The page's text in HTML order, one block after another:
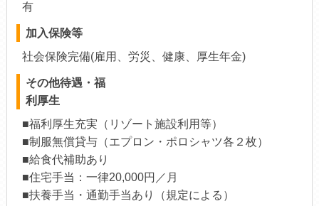
有
加入保険等
社会保険完備(雇用、労災、健康、厚生年金)
その他待遇・福
利厚生
■福利厚生充実（リゾート施設利用等）
■制服無償貸与（エプロン・ポロシャツ各２枚）
■給食代補助あり
■住宅手当：一律20,000円／月
■扶養手当・通勤手当あり（規定による）